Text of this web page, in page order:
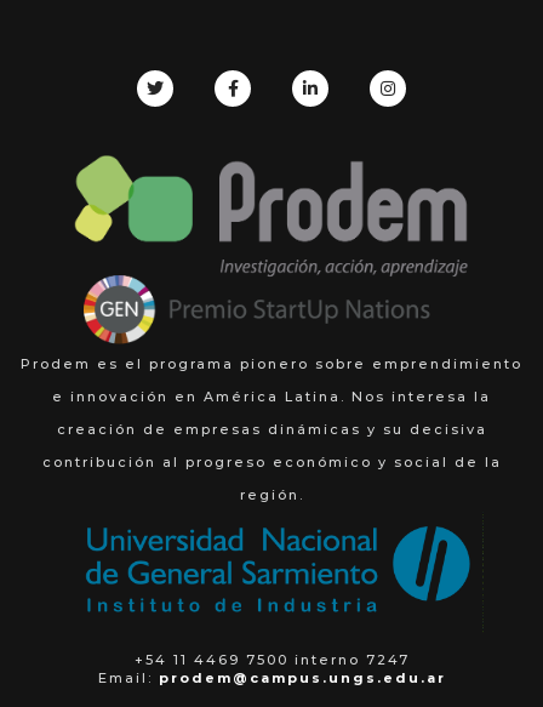
Prodem es el programa pionero sobre emprendimiento
e innovación en América Latina. Nos interesa la
creación de empresas dinámicas y su decisiva
contribución al progreso económico y social de la
región.
+54 11 4469 7500 interno 7247
Email: prodem@campus.ungs.edu.ar